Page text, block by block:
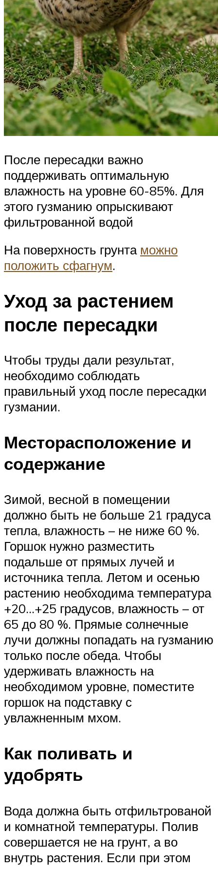
После пересадки важно
поддерживать оптимальную
влажность на уровне 60-85%. Для
этого гузманию опрыскивают
фильтрованной водой
На поверхность грунта можно
положить сфагнум.
Уход за растением
после пересадки
Чтобы труды дали результат,
необходимо соблюдать
правильный уход после пересадки
гузмании.
Месторасположение и
содержание
Зимой, весной в помещении
должно быть не больше 21 градуса
тепла, влажность – не ниже 60 %.
Горшок нужно разместить
подальше от прямых лучей и
источника тепла. Летом и осенью
растению необходима температура
+20…+25 градусов, влажность – от
65 до 80 %. Прямые солнечные
лучи должны попадать на гузманию
только после обеда. Чтобы
удерживать влажность на
необходимом уровне, поместите
горшок на подставку с
увлажненным мхом.
Как поливать и
удобрять
Вода должна быть отфильтрованой
и комнатной температуры. Полив
совершается не на грунт, а во
внутрь растения. Если при этом